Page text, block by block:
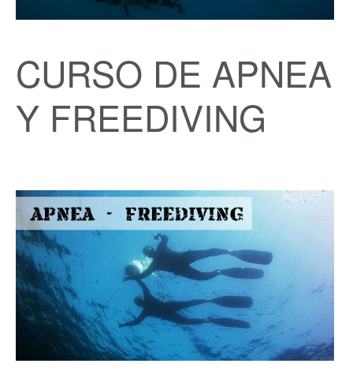
CURSO DE APNEA
Y FREEDIVING